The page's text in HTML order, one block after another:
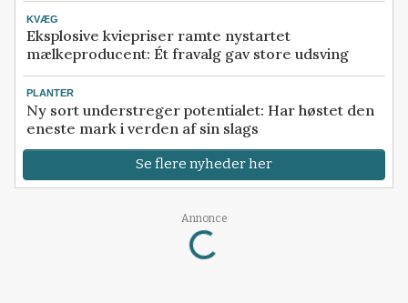
KVÆG
Eksplosive kviepriser ramte nystartet
mælkeproducent: Ét fravalg gav store udsving
PLANTER
Ny sort understreger potentialet: Har høstet den
eneste mark i verden af sin slags
Se flere nyheder her
Annonce
Loading...